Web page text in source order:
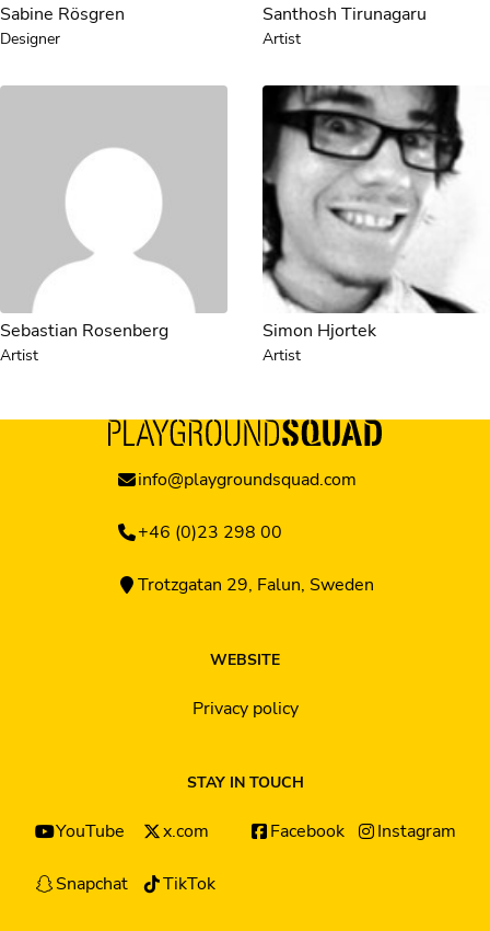
Sabine Rösgren
Designer
Santhosh Tirunagaru
Artist
Sebastian Rosenberg
Artist
Simon Hjortek
Artist
info@playgroundsquad.com
+46 (0)23 298 00
Trotzgatan 29, Falun, Sweden
WEBSITE
Privacy policy
STAY IN TOUCH
YouTube x.com Facebook Instagram
Snapchat TikTok